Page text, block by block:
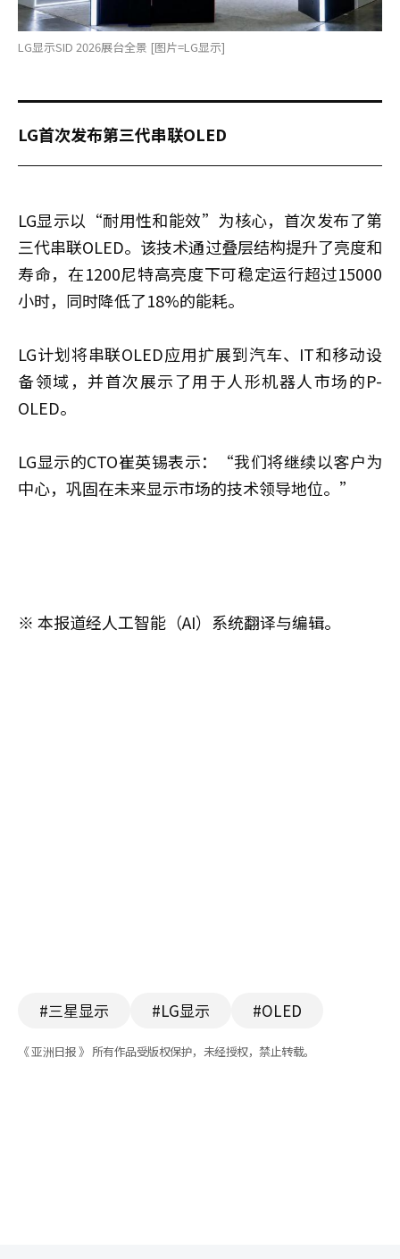
LG显示SID 2026展台全景 [图片=LG显示]
LG首次发布第三代串联OLED
LG显示以“耐用性和能效”为核心，首次发布了第
三代串联OLED。该技术通过叠层结构提升了亮度和
寿命，在1200尼特高亮度下可稳定运行超过15000
小时，同时降低了18%的能耗。
LG计划将串联OLED应用扩展到汽车、IT和移动设
备领域，并首次展示了用于人形机器人市场的P-
OLED。
LG显示的CTO崔英锡表示：“我们将继续以客户为
中心，巩固在未来显示市场的技术领导地位。”
※ 本报道经人工智能（AI）系统翻译与编辑。
#三星显示 #LG显示 #OLED
《 亚洲日报 》 所有作品受版权保护，未经授权，禁止转载。